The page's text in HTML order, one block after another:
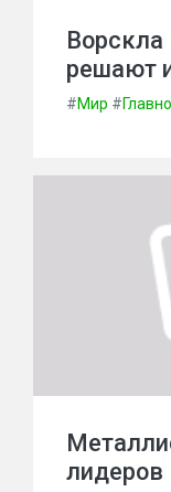
решают
#Мир #
лидеров